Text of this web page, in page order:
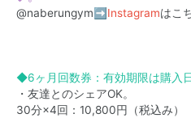
@naberungym➡ Instagramはこ
◆6ヶ月回数券：有効期限は購入
・友達とのシェアOK。
30分×4回：10,800円（税込み）